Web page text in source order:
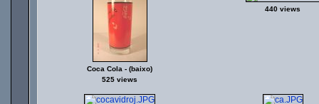
Coca Cola - (baixo)
525 views
440 views